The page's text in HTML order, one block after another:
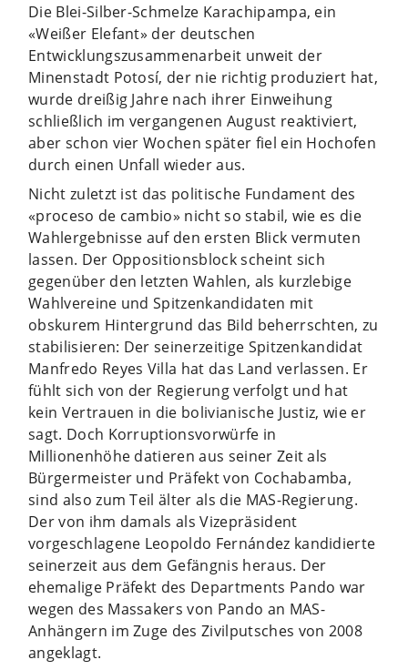
Die Blei-Silber-Schmelze Karachipampa, ein
«Weißer Elefant» der deutschen
Entwicklungszusammenarbeit unweit der
Minenstadt Potosí, der nie richtig produziert hat,
wurde dreißig Jahre nach ihrer Einweihung
schließlich im vergangenen August reaktiviert,
aber schon vier Wochen später fiel ein Hochofen
durch einen Unfall wieder aus.
Nicht zuletzt ist das politische Fundament des
«proceso de cambio» nicht so stabil, wie es die
Wahlergebnisse auf den ersten Blick vermuten
lassen. Der Oppositionsblock scheint sich
gegenüber den letzten Wahlen, als kurzlebige
Wahlvereine und Spitzenkandidaten mit
obskurem Hintergrund das Bild beherrschten, zu
stabilisieren: Der seinerzeitige Spitzenkandidat
Manfredo Reyes Villa hat das Land verlassen. Er
fühlt sich von der Regierung verfolgt und hat
kein Vertrauen in die bolivianische Justiz, wie er
sagt. Doch Korruptionsvorwürfe in
Millionenhöhe datieren aus seiner Zeit als
Bürgermeister und Präfekt von Cochabamba,
sind also zum Teil älter als die MAS-Regierung.
Der von ihm damals als Vizepräsident
vorgeschlagene Leopoldo Fernández kandidierte
seinerzeit aus dem Gefängnis heraus. Der
ehemalige Präfekt des Departments Pando war
wegen des Massakers von Pando an MAS-
Anhängern im Zuge des Zivilputsches von 2008
angeklagt.